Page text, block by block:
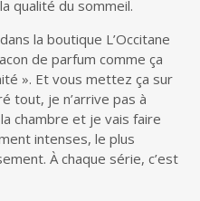
qualité du sommeil.
la boutique L’Occitane
de parfum comme ça
». Et vous mettez ça sur
tout, je n’arrive pas à
chambre et je vais faire
intenses, le plus
À chaque série, c’est